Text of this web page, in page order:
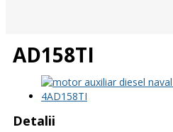
AD158TI
Detalii